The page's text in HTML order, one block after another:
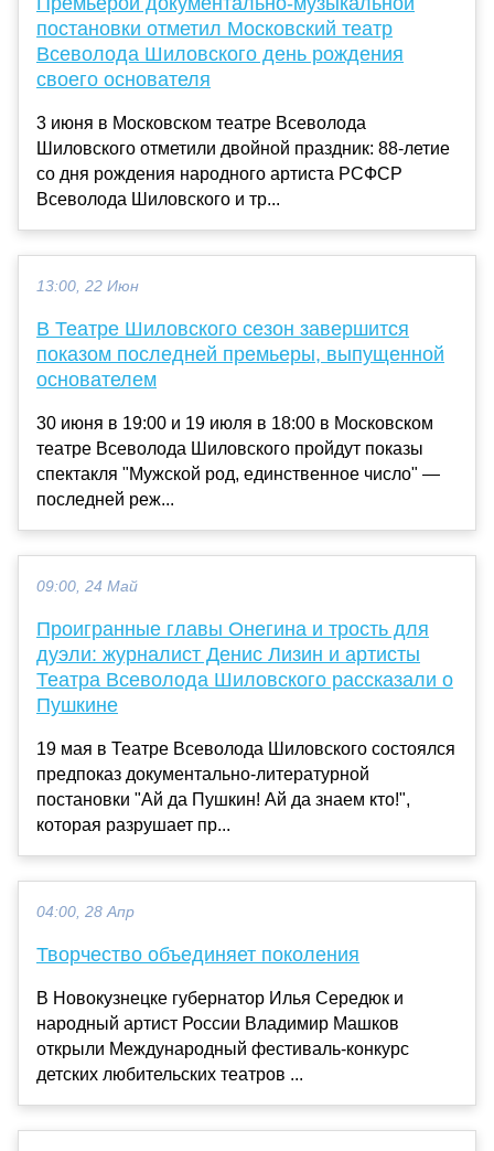
постановки отметил Московский театр
Всеволода Шиловского день рождения
своего основателя
3 июня в Московском театре Всеволода
Шиловского отметили двойной праздник: 88-летие
со дня рождения народного артиста РСФСР
Всеволода Шиловского и тр...
13:00, 22 Июн
В Театре Шиловского сезон завершится
показом последней премьеры, выпущенной
основателем
30 июня в 19:00 и 19 июля в 18:00 в Московском
театре Всеволода Шиловского пройдут показы
спектакля "Мужской род, единственное число" —
последней реж...
09:00, 24 Май
Проигранные главы Онегина и трость для
дуэли: журналист Денис Лизин и артисты
Театра Всеволода Шиловского рассказали о
Пушкине
19 мая в Театре Всеволода Шиловского состоялся
предпоказ документально-литературной
постановки "Ай да Пушкин! Ай да знаем кто!",
которая разрушает пр...
04:00, 28 Апр
Творчество объединяет поколения
В Новокузнецке губернатор Илья Середюк и
народный артист России Владимир Машков
открыли Международный фестиваль-конкурс
детских любительских театров ...